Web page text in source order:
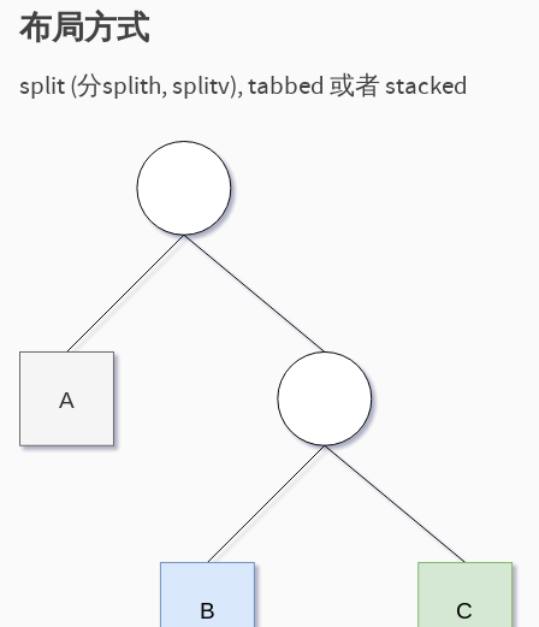
布局方式
split (分splith, splitv), tabbed 或者 stacked